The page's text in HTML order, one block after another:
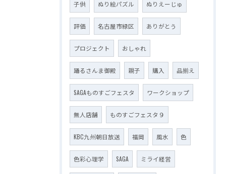
子供 ぬり絵パズル ぬりえーじゅ
評価 名古屋市緑区 ありがとう
プロジェクト おしゃれ
踊るさんま御殿 親子 購入 品揃え
SAGAものすごフェスタ ワークショップ
無人店舗 ものすごフェスタ９
KBC九州朝日放送 福岡 風水 色
色彩心理学 SAGA ミライ経営